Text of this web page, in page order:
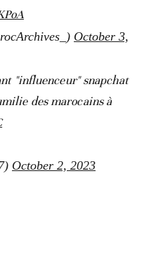
October 3,
"influenceur" snapchat
des marocains à
October 2, 2023